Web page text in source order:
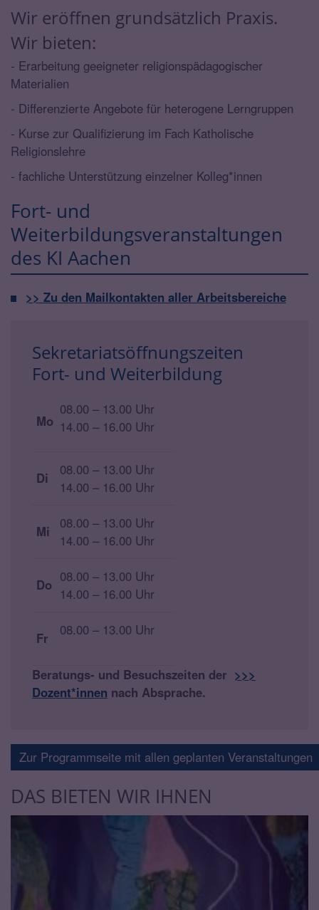
Wir eröffnen grundsätzlich Praxis.
Wir bieten:
- Erarbeitung geeigneter religionspädagogischer
Materialien
- Differenzierte Angebote für heterogene Lerngruppen
- Kurse zur Qualifizierung im Fach Katholische
Religionslehre
- fachliche Unterstützung einzelner Kolleg*innen
Fort- und
Weiterbildungsveranstaltungen
des KI Aachen
>> Zu den Mailkontakten aller Arbeitsbereiche
Sekretariatsöffnungszeiten
Fort- und Weiterbildung
Mo
08.00 – 13.00 Uhr
14.00 – 16.00 Uhr
Di
08.00 – 13.00 Uhr
14.00 – 16.00 Uhr
Mi
08.00 – 13.00 Uhr
14.00 – 16.00 Uhr
Do 08.00 – 13.00 Uhr
14.00 – 16.00 Uhr
Fr 08.00 – 13.00 Uhr
Beratungs- und Besuchszeiten der >>>
Dozent*innen nach Absprache.
Zur Programmseite mit allen geplanten Veranstaltungen
DAS BIETEN WIR IHNEN